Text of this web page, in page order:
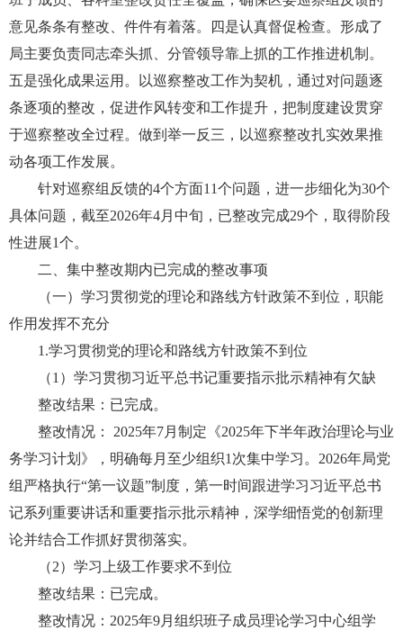
意见条条有整改、件件有着落。四是认真督促检查。形成了
局主要负责同志牵头抓、分管领导靠上抓的工作推进机制。
五是强化成果运用。以巡察整改工作为契机，通过对问题逐
条逐项的整改，促进作风转变和工作提升，把制度建设贯穿
于巡察整改全过程。做到举一反三，以巡察整改扎实效果推
动各项工作发展。
针对巡察组反馈的4个方面11个问题，进一步细化为30个
具体问题，截至2026年4月中旬，已整改完成29个，取得阶段
性进展1个。
二、集中整改期内已完成的整改事项
（一）学习贯彻党的理论和路线方针政策不到位，职能
作用发挥不充分
1.学习贯彻党的理论和路线方针政策不到位
（1）学习贯彻习近平总书记重要指示批示精神有欠缺
整改结果：已完成。
整改情况： 2025年7月制定《2025年下半年政治理论与业
务学习计划》，明确每月至少组织1次集中学习。2026年局党
组严格执行“第一议题”制度，第一时间跟进学习习近平总书
记系列重要讲话和重要指示批示精神，深学细悟党的创新理
论并结合工作抓好贯彻落实。
（2）学习上级工作要求不到位
整改结果：已完成。
整改情况：2025年9月组织班子成员理论学习中心组学